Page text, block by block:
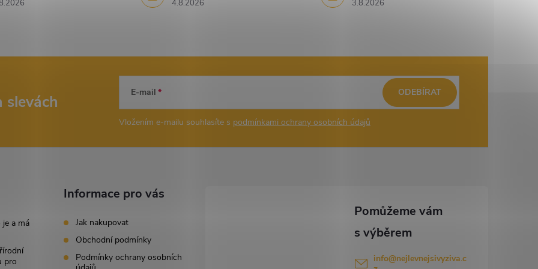
4.8.2026 3.8.2026
slevách E-mail
Vložením e-mailu souhlasíte s podmínkami ochrany osobních údajů
ODEBÍRAT
a má
pro
Informace pro vás
Jak nakupovat
Obchodní podmínky
Podmínky ochrany osobních
info@nejlevnejsivyziva.c